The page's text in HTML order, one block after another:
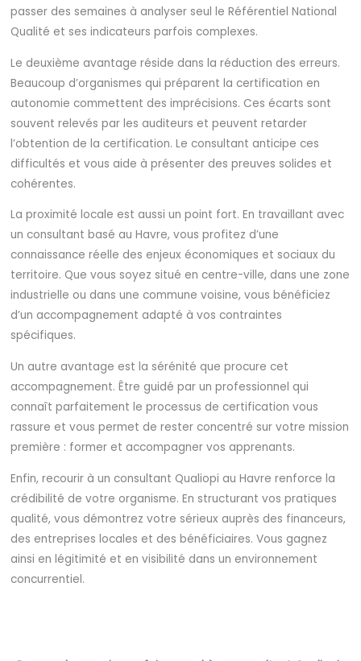
passer des semaines à analyser seul le Référentiel National
Qualité et ses indicateurs parfois complexes.
Le deuxième avantage réside dans la réduction des erreurs.
Beaucoup d’organismes qui préparent la certification en
autonomie commettent des imprécisions. Ces écarts sont
souvent relevés par les auditeurs et peuvent retarder
l’obtention de la certification. Le consultant anticipe ces
difficultés et vous aide à présenter des preuves solides et
cohérentes.
La proximité locale est aussi un point fort. En travaillant avec
un consultant basé au Havre, vous profitez d’une
connaissance réelle des enjeux économiques et sociaux du
territoire. Que vous soyez situé en centre-ville, dans une zone
industrielle ou dans une commune voisine, vous bénéficiez
d’un accompagnement adapté à vos contraintes
spécifiques.
Un autre avantage est la sérénité que procure cet
accompagnement. Être guidé par un professionnel qui
connaît parfaitement le processus de certification vous
rassure et vous permet de rester concentré sur votre mission
première : former et accompagner vos apprenants.
Enfin, recourir à un consultant Qualiopi au Havre renforce la
crédibilité de votre organisme. En structurant vos pratiques
qualité, vous démontrez votre sérieux auprès des financeurs,
des entreprises locales et des bénéficiaires. Vous gagnez
ainsi en légitimité et en visibilité dans un environnement
concurrentiel.